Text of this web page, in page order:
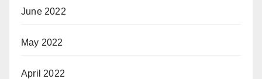
June 2022
May 2022
April 2022